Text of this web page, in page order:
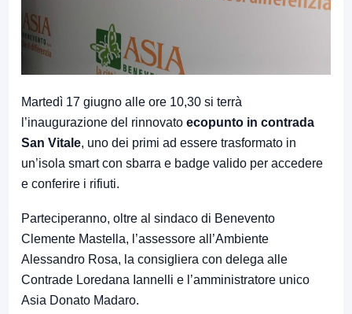
Martedì 17 giugno alle ore 10,30 si terrà
l’inaugurazione del rinnovato ecopunto in contrada
San Vitale, uno dei primi ad essere trasformato in
un’isola smart con sbarra e badge valido per accedere
e conferire i rifiuti.
Parteciperanno, oltre al sindaco di Benevento
Clemente Mastella, l’assessore all’Ambiente
Alessandro Rosa, la consigliera con delega alle
Contrade Loredana Iannelli e l’amministratore unico
Asia Donato Madaro.